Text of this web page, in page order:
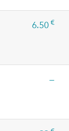
6.50 €
—